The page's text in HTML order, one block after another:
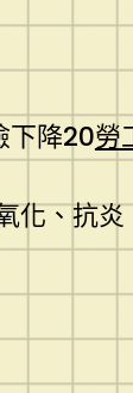
下降20勞
化、抗